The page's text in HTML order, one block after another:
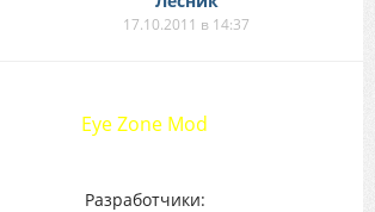
17.10.2011 в 14:37
Eye Zone Mod
Разработчики: